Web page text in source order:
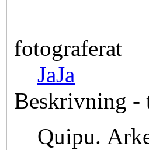
fotograferat
JaJa
Beskrivning -
Quipu.